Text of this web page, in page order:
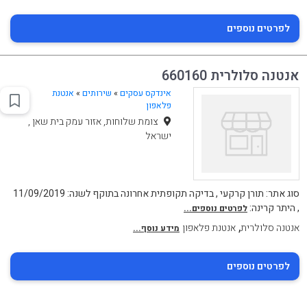
לפרטים נוספים
אנטנה סלולרית 660160
אינדקס עסקים » שירותים» אנטנת
פלאפון
צומת שלוחות, אזור עמק בית שאן ,
ישראל
סוג אתר: תורן קרקעי , בדיקה תקופתית אחרונה בתוקף לשנה: 11/09/2019
, היתר קרינה:לפרטים נוספים...
אנטנה סלולרית,אנטנת פלאפון מידע נוסף...
לפרטים נוספים